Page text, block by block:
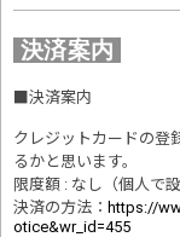
決済案内
決済案内
クレジットカードの登
るかと思います。
限度額 : なし（個人で
決済の方法 ： https://
otice&wr_id=455